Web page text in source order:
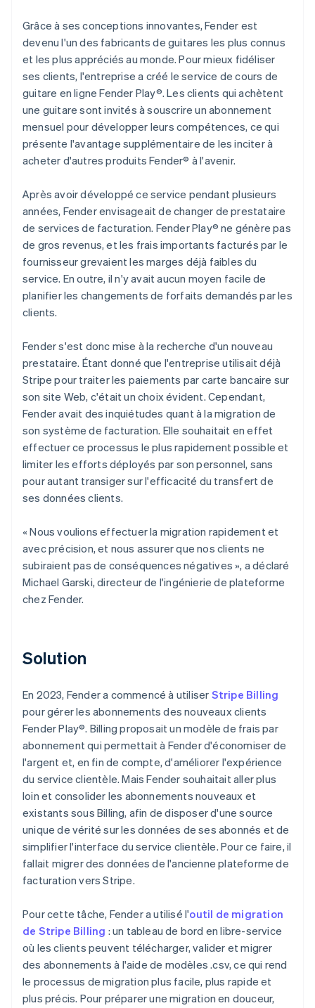
Grâce à ses conceptions innovantes, Fender est
devenu l'un des fabricants de guitares les plus connus
et les plus appréciés au monde. Pour mieux fidéliser
ses clients, l'entreprise a créé le service de cours de
guitare en ligne Fender Play®. Les clients qui achètent
une guitare sont invités à souscrire un abonnement
mensuel pour développer leurs compétences, ce qui
présente l'avantage supplémentaire de les inciter à
acheter d'autres produits Fender® à l'avenir.
Après avoir développé ce service pendant plusieurs
années, Fender envisageait de changer de prestataire
de services de facturation. Fender Play® ne génère pas
de gros revenus, et les frais importants facturés par le
fournisseur grevaient les marges déjà faibles du
service. En outre, il n'y avait aucun moyen facile de
planifier les changements de forfaits demandés par les
clients.
Fender s'est donc mise à la recherche d'un nouveau
prestataire. Étant donné que l'entreprise utilisait déjà
Stripe pour traiter les paiements par carte bancaire sur
son site Web, c'était un choix évident. Cependant,
Fender avait des inquiétudes quant à la migration de
son système de facturation. Elle souhaitait en effet
effectuer ce processus le plus rapidement possible et
limiter les efforts déployés par son personnel, sans
pour autant transiger sur l'efficacité du transfert de
ses données clients.
« Nous voulions effectuer la migration rapidement et
avec précision, et nous assurer que nos clients ne
subiraient pas de conséquences négatives », a déclaré
Michael Garski, directeur de l'ingénierie de plateforme
chez Fender.
Solution
En 2023, Fender a commencé à utiliser Stripe Billing
pour gérer les abonnements des nouveaux clients
Fender Play®. Billing proposait un modèle de frais par
abonnement qui permettait à Fender d'économiser de
l'argent et, en fin de compte, d'améliorer l'expérience
du service clientèle. Mais Fender souhaitait aller plus
loin et consolider les abonnements nouveaux et
existants sous Billing, afin de disposer d'une source
unique de vérité sur les données de ses abonnés et de
simplifier l'interface du service clientèle. Pour ce faire, il
fallait migrer des données de l'ancienne plateforme de
facturation vers Stripe.
Pour cette tâche, Fender a utilisé l'outil de migration
de Stripe Billing : un tableau de bord en libre-service
où les clients peuvent télécharger, valider et migrer
des abonnements à l'aide de modèles .csv, ce qui rend
le processus de migration plus facile, plus rapide et
plus précis. Pour préparer une migration en douceur,